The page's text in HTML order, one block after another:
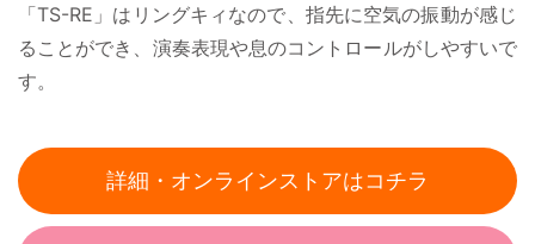
「TS-RE」はリングキィなので、指先に空気の振動が感じ
ることができ、演奏表現や息のコントロールがしやすいで
す。
詳細・オンラインストアはコチラ